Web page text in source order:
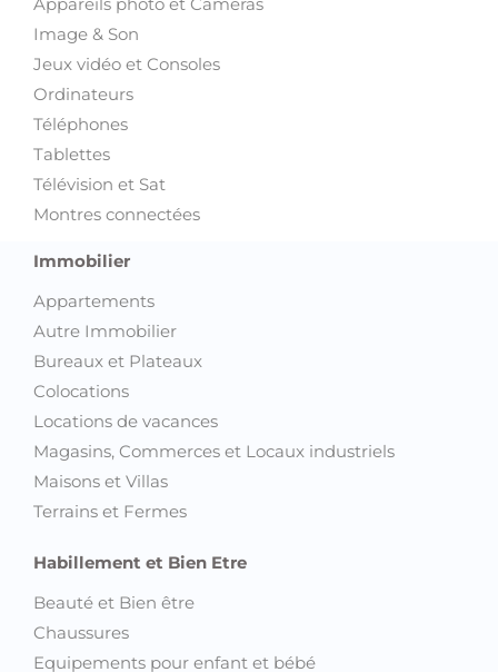
Appareils photo et Caméras
Image & Son
Jeux vidéo et Consoles
Ordinateurs
Téléphones
Tablettes
Télévision et Sat
Montres connectées
Immobilier
Appartements
Autre Immobilier
Bureaux et Plateaux
Colocations
Locations de vacances
Magasins, Commerces et Locaux industriels
Maisons et Villas
Terrains et Fermes
Habillement et Bien Etre
Beauté et Bien être
Chaussures
Equipements pour enfant et bébé